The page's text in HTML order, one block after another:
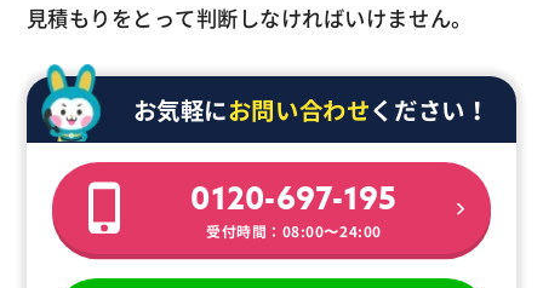
見積もりをとって判断しなければいけません。
お気軽にお問い合わせください！
0120-697-195
受付時間：08:00〜24:00